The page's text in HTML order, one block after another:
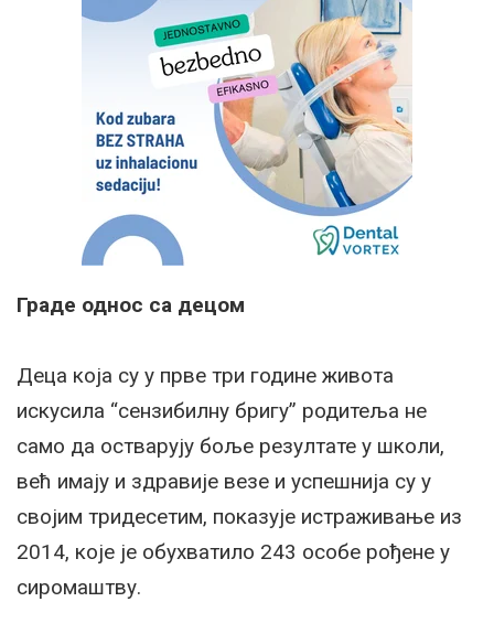
Граде однос са децом
Деца која су у прве три године живота
искусила “сензибилну бригу” родитеља не
само да остварују боље резултате у школи,
већ имају и здравије везе и успешнија су у
својим тридесетим, показује истраживање из
2014, које је обухватило 243 особе рођене у
сиромаштву.